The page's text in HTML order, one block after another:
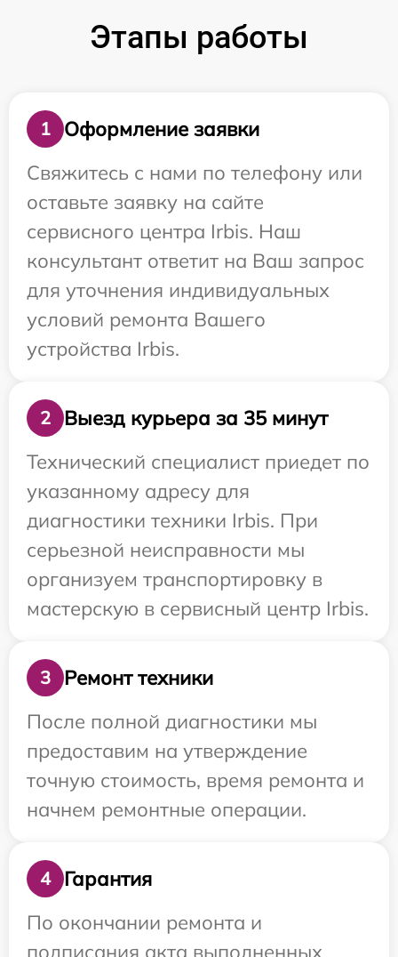
Этапы работы
1
Оформление заявки
Свяжитесь с нами по телефону или
оставьте заявку на сайте
сервисного центра Irbis. Наш
консультант ответит на Ваш запрос
для уточнения индивидуальных
условий ремонта Вашего
устройства Irbis.
2
Выезд курьера за 35 минут
Технический специалист приедет по
указанному адресу для
диагностики техники Irbis. При
серьезной неисправности мы
организуем транспортировку в
мастерскую в сервисный центр Irbis.
3
Ремонт техники
После полной диагностики мы
предоставим на утверждение
точную стоимость, время ремонта и
начнем ремонтные операции.
4
Гарантия
По окончании ремонта и
подписания акта выполненных